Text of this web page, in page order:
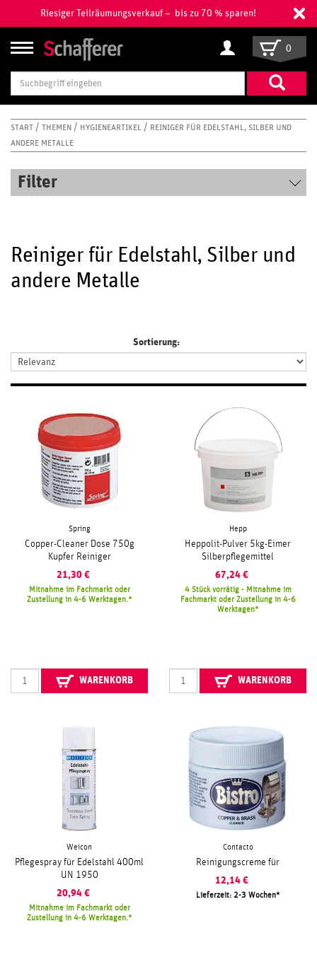
Riesiger Teilräumungsverkauf – bis zu 70 % sparen!
Suchbegriff
eingeben
0
START THEMEN HYGIENEARTIKEL
REINIGER FÜR EDELSTAHL, SILBER UND
ANDERE METALLE
Filter
Reiniger für Edelstahl, Silber und
andere Metalle
Sortierung:
Spring
Copper-Cleaner Dose 750g
Kupfer Reiniger
21,30 €
Mitnahme im Fachmarkt oder
Zustellung in 4-6 Werktagen.
WARENKORB
Hepp
Heppolit-Pulver 5kg-Eimer
Silberpflegemittel
67,24 €
4 Stück vorrätig - Mitnahme im
Fachmarkt oder Zustellung in 4-6
Werktagen
WARENKORB
Weicon
Pflegespray für Edelstahl 400ml
UN 1950
20,94 €
Mitnahme im Fachmarkt oder
Zustellung in 4-6 Werktagen.
Contacto
Reinigungscreme für
12,14 €
Lieferzeit: 2-3 Wochen